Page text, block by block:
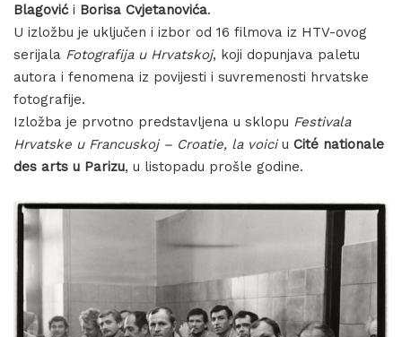
Blagovići Borisa Cvjetanovića.
U izložbu je uključen i izbor od 16 filmova iz HTV-ovog
serijala Fotografija u Hrvatskoj, koji dopunjava paletu
autora i fenomena iz povijesti i suvremenosti hrvatske
fotografije.
Izložba je prvotno predstavljena u sklopu Festivala
Hrvatske u Francuskoj – Croatie, la voici u Cité nationale
des arts u Parizu, u listopadu prošle godine.